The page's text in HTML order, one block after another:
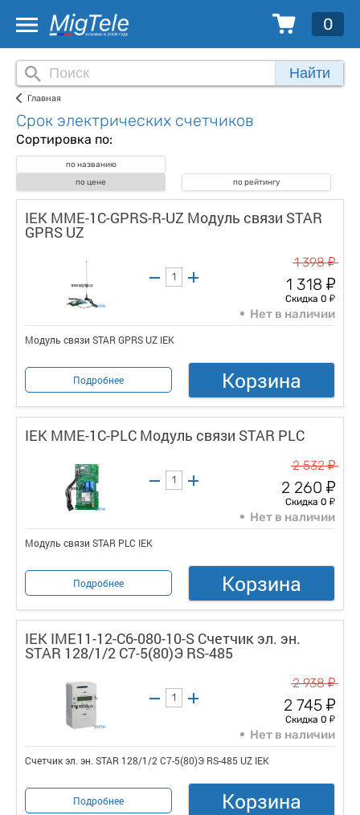
0
Найти
Главная
Срок электрических счетчиков
Сортировка по:
по названию
по цене
по рейтингу
IEK MME-1C-GPRS-R-UZ Модуль связи STAR
GPRS UZ
1 398у
1 318 у
Скидка 0 у
Нет в наличии
Модуль связи STAR GPRS UZ IEK
Подробнее Корзина
IEK MME-1C-PLC Модуль связи STAR PLC
2 532у
2 260 у
Скидка 0 у
Нет в наличии
Модуль связи STAR PLC IEK
Подробнее Корзина
IEK IME11-12-C6-080-10-S Счетчик эл. эн.
STAR 128/1/2 С7-5(80)Э RS-485
2 938у
2 745 у
Скидка 0 у
Нет в наличии
Счетчик эл. эн. STAR 128/1/2 С7-5(80)Э RS-485 UZ IEK
Подробнее Корзина